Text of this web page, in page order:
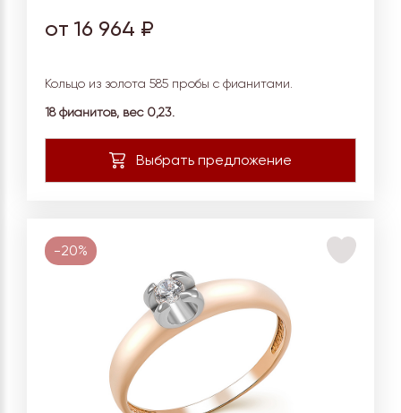
от 16 964 ₽
Кольцо из золота 585 пробы с фианитами.
18 фианитов, вес 0,23.
-20%